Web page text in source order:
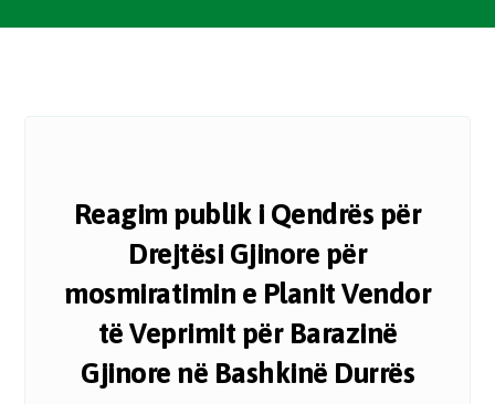
Reagim publik i Qendrës për
Drejtësi Gjinore për
mosmiratimin e Planit Vendor
të Veprimit për Barazinë
Gjinore në Bashkinë Durrës